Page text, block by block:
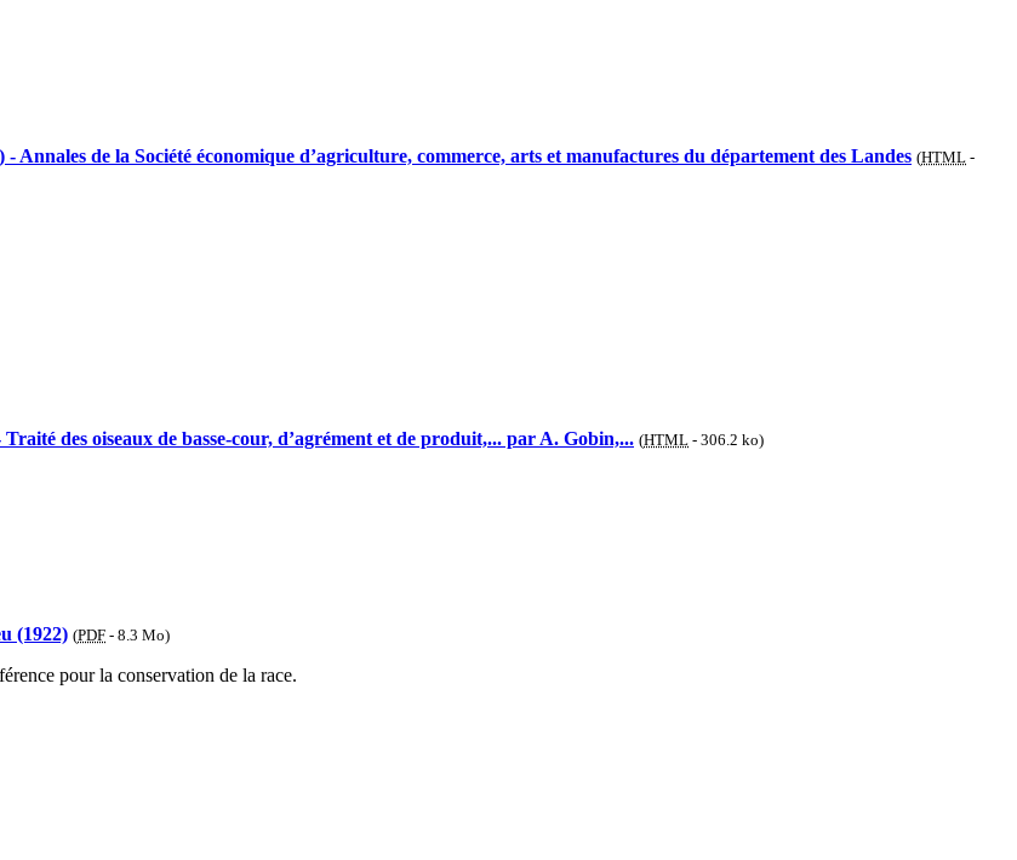
Annales de la Société économique d’agriculture, commerce, arts et manufactures du département des Landes (HTML -
des oiseaux de basse-cour, d’agrément et de produit,... par A. Gobin,... (HTML - 306.2 ko)
(1922) (PDF - 8.3 Mo)
pour la conservation de la race.